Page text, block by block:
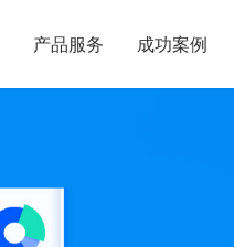
产品服务 成功案例